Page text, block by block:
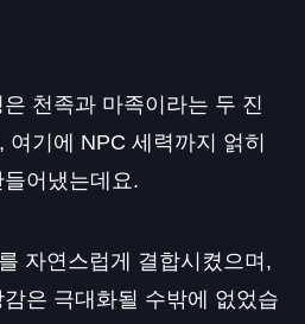
천족과 마족이라는 두 진
기에 NPC 세력까지 얽히
어냈는데요.
자연스럽게 결합시켰으며,
은 극대화될 수밖에 없었습